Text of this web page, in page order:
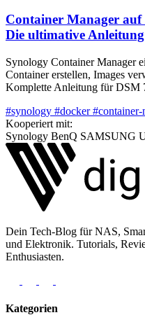
Container Manager
Die ultimative Anleitung
Synology Container Manager
Container erstellen, Images
Komplette Anleitung für DSM
#synology #docker#container-
Kooperiert mit:
Synology BenQ SAMSUNG
Dein Tech-Blog für NAS,
und Elektronik. Tutorials,
Enthusiasten.
Kategorien